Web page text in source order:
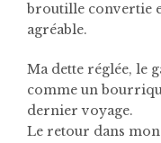
broutille convertie
agréable.
Ma dette réglée, le
comme un
dernier voyage.
Le retour dans mon